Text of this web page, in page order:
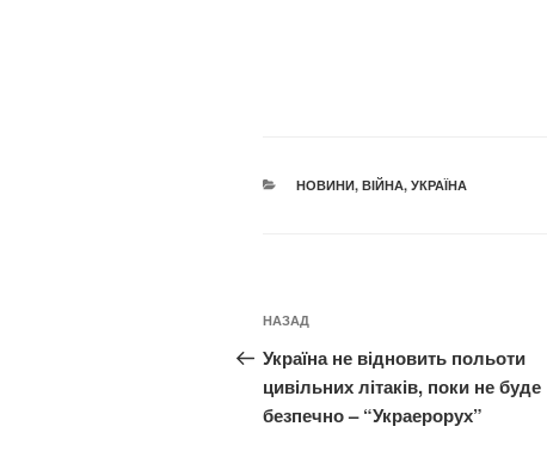
КАТЕГОРІЇ
НОВИНИ, ВІЙНА, УКРАЇНА
Навігація
записів
Попередній
запис:
НАЗАД
Україна не відновить польоти
цивільних літаків, поки не буде
безпечно – “Украерорух”